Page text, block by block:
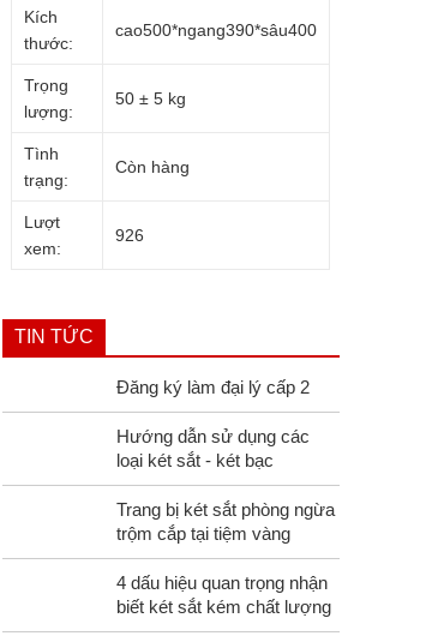
Kích
thước:
cao500*ngang390*sâu400
Trọng
lượng:
50 ± 5 kg
Tình
trạng:
Còn hàng
Lượt
xem:
926
TIN TỨC
Đăng ký làm đại lý cấp 2
Hướng dẫn sử dụng các
loại két sắt - két bạc
Trang bị két sắt phòng ngừa
trộm cắp tại tiệm vàng
4 dấu hiệu quan trọng nhận
biết két sắt kém chất lượng